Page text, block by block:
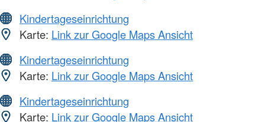
Kindertageseinrichtung
Karte: Link zur Google Maps Ansicht
Kindertageseinrichtung
Karte: Link zur Google Maps Ansicht
Kindertageseinrichtung
Karte: Link zur Google Maps Ansicht